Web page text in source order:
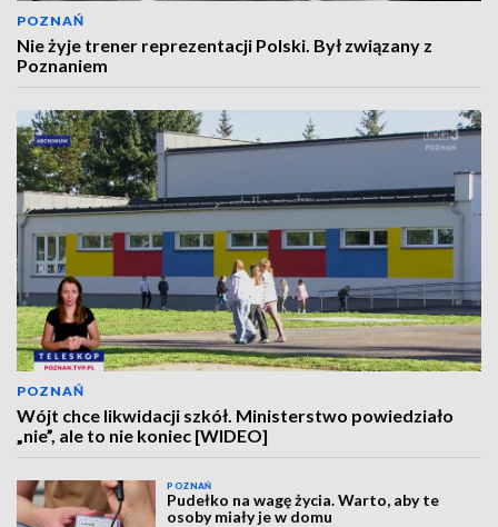
POZNAŃ
Nie żyje trener reprezentacji Polski. Był związany z
Poznaniem
POZNAŃ
Wójt chce likwidacji szkół. Ministerstwo powiedziało
„nie”, ale to nie koniec [WIDEO]
POZNAŃ
Pudełko na wagę życia. Warto, aby te
osoby miały je w domu